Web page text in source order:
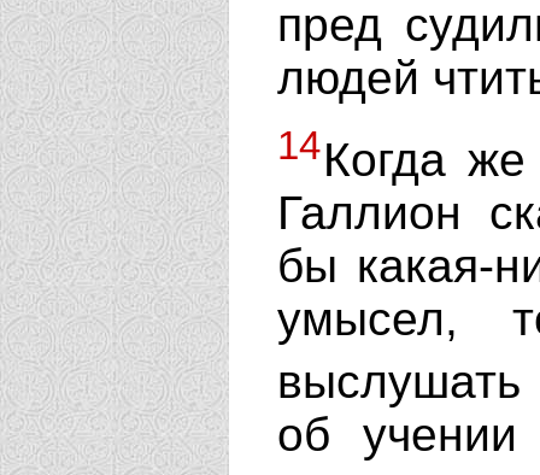
пред
людей
14Когда
Галлион
бы какая-
умысел,
об